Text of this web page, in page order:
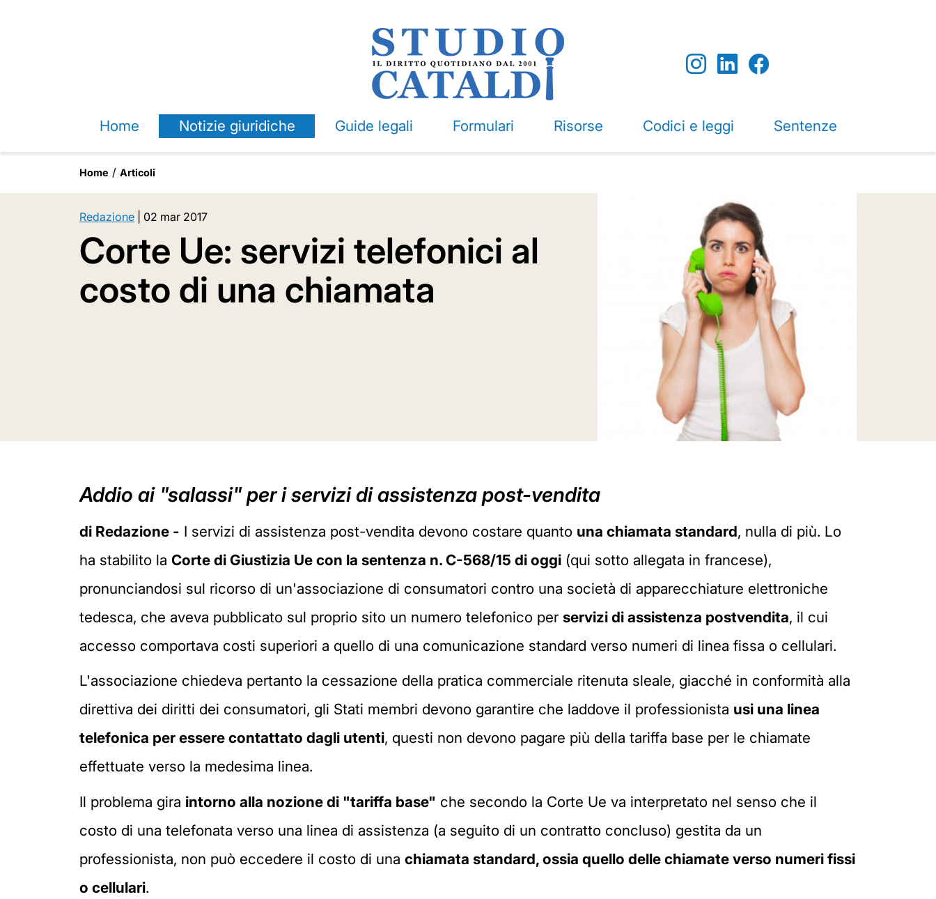
Home Notizie giuridiche Guide legali Formulari Risorse Codici e leggi Sentenze
Home Articoli
Redazione 02 mar 2017
Corte Ue: servizi telefonici al
costo di una chiamata
Addio ai "salassi" per i servizi di assistenza post-vendita
di Redazione - I servizi di assistenza post-vendita devono costare quanto una chiamata standard, nulla di più. Lo
ha stabilito la Corte di Giustizia Ue con la sentenza n. C-568/15 di oggi (qui sotto allegata in francese),
pronunciandosi sul ricorso di un'associazione di consumatori contro una società di apparecchiature elettroniche
tedesca, che aveva pubblicato sul proprio sito un numero telefonico per servizi di assistenza postvendita, il cui
accesso comportava costi superiori a quello di una comunicazione standard verso numeri di linea fissa o cellulari.
L'associazione chiedeva pertanto la cessazione della pratica commerciale ritenuta sleale, giacché in conformità alla
direttiva dei diritti dei consumatori, gli Stati membri devono garantire che laddove il professionista usi una linea
telefonica per essere contattato dagli utenti, questi non devono pagare più della tariffa base per le chiamate
effettuate verso la medesima linea.
Il problema gira intorno alla nozione di "tariffa base" che secondo la Corte Ue va interpretato nel senso che il
costo di una telefonata verso una linea di assistenza (a seguito di un contratto concluso) gestita da un
professionista, non può eccedere il costo di una chiamata standard, ossia quello delle chiamate verso numeri fissi
o cellulari.